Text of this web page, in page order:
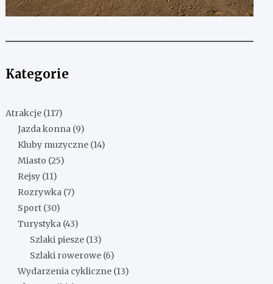
Kategorie
Atrakcje (117)
Jazda konna (9)
Kluby muzyczne (14)
Miasto (25)
Rejsy (11)
Rozrywka (7)
Sport (30)
Turystyka (43)
Szlaki piesze (13)
Szlaki rowerowe (6)
Wydarzenia cykliczne (13)